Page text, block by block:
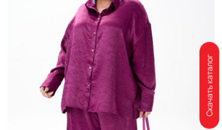
Скачать каталог